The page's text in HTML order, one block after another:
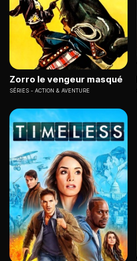
Zorro le vengeur masqué
SÉRIES ACTION & AVENTURE